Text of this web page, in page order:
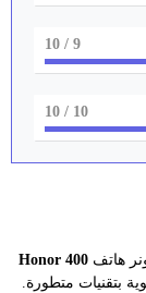
9
/ 10
10
/ 10
هاتف Honor 400
بتقنيات متطورة.